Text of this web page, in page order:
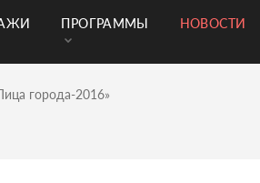
ПРОГРАММЫ НОВОСТИ
города-2016»